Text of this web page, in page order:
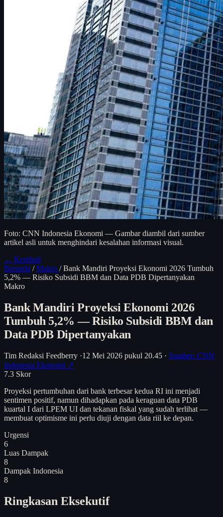
Foto: CNN Indonesia Ekonomi — Gambar diambil dari sumber
artikel asli untuk menghindari kesalahan informasi visual.
← Kembali
Beranda / Makro / Bank Mandiri Proyeksi Ekonomi 2026 Tumbuh
5,2% — Risiko Subsidi BBM dan Data PDB Dipertanyakan
Makro
Bank Mandiri Proyeksi Ekonomi 2026
Tumbuh 5,2% — Risiko Subsidi BBM dan
Data PDB Dipertanyakan
Tim Redaksi Feedberry ·12 Mei 2026 pukul 20.45 · Sumber: CNN
Indonesia Ekonomi ↗
7.3 Skor
Proyeksi pertumbuhan dari bank terbesar kedua RI ini menjadi
sentimen positif, namun dihadapkan pada keraguan data PDB
kuartal I dari LPEM UI dan tekanan fiskal yang sudah terlihat —
membuat optimisme ini perlu diuji dengan data riil ke depan.
Urgensi
6
Luas Dampak
8
Dampak Indonesia
8
Ringkasan Eksekutif